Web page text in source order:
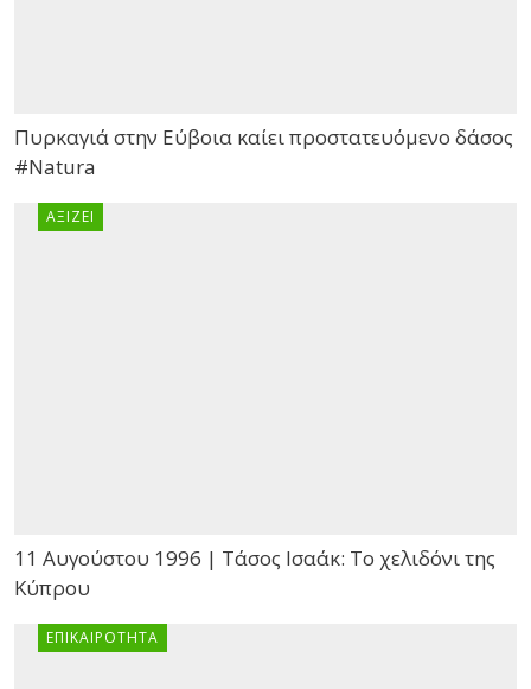
Πυρκαγιά στην Εύβοια καίει προστατευόμενο δάσος
#Natura
ΑΞΊΖΕΙ
11 Αυγούστου 1996 | Τάσος Ισαάκ: Το χελιδόνι της
Κύπρου
ΕΠΙΚΑΙΡΌΤΗΤΑ